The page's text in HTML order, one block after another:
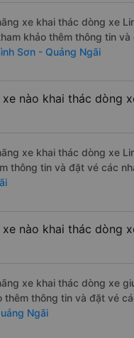
xe khai thác dòng xe
khảo thêm thông tin
Sơn - Quảng Ngãi
nào khai thác dòng
xe khai thác dòng xe
thông tin và đặt vé các
xe nào khai thác dòng
xe khai thác dòng xe
thêm thông tin và đặt vé
Ngãi